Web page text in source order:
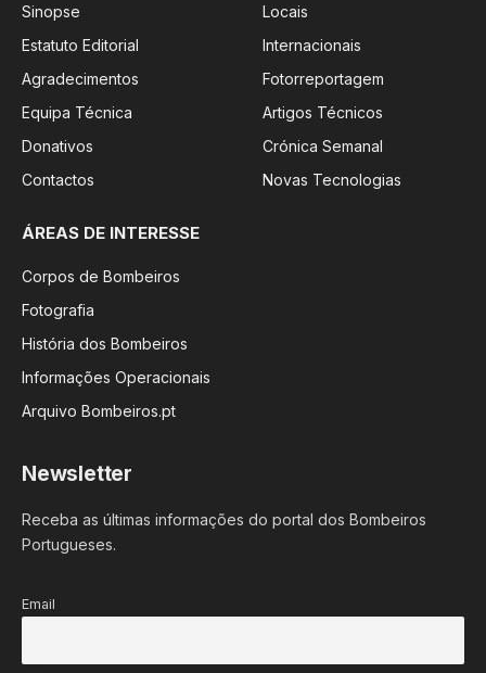
Sinopse
Estatuto Editorial
Agradecimentos
Equipa Técnica
Donativos
Contactos
Locais
Internacionais
Fotorreportagem
Artigos Técnicos
Crónica Semanal
Novas Tecnologias
ÁREAS DE INTERESSE
Corpos de Bombeiros
Fotografia
História dos Bombeiros
Informações Operacionais
Arquivo Bombeiros.pt
Newsletter
Receba as últimas informações do portal dos Bombeiros
Portugueses.
Email